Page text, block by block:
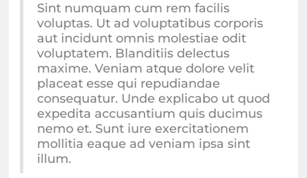
Sint numquam cum rem facilis
voluptas. Ut ad voluptatibus corporis
aut incidunt omnis molestiae odit
voluptatem. Blanditiis delectus
maxime. Veniam atque dolore velit
placeat esse qui repudiandae
consequatur. Unde explicabo ut quod
expedita accusantium quis ducimus
nemo et. Sunt iure exercitationem
mollitia eaque ad veniam ipsa sint
illum.